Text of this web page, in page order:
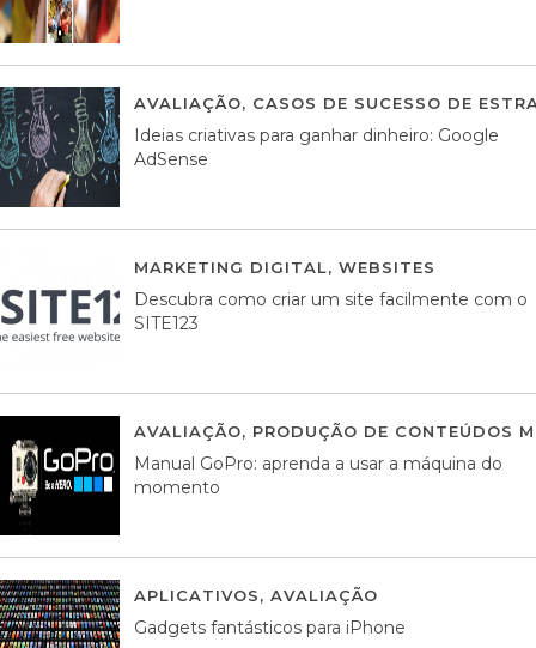
AVALIAÇÃO, CASOS DE SUCESSO DE
Ideias criativas para ganhar dinheiro: Google
AdSense
MARKETING DIGITAL, WEBSITES
Descubra como criar um site facilmente com o
SITE123
AVALIAÇÃO, PRODUÇÃO DE CONTEÚDOS
Manual GoPro: aprenda a usar a máquina do
momento
APLICATIVOS, AVALIAÇÃO
Gadgets fantásticos para iPhone